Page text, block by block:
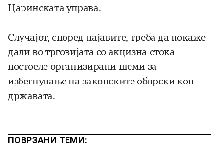
Царинската управа.
Случајот, според најавите, треба да покаже
дали во трговијата со акцизна стока
постоеле организирани шеми за
избегнување на законските обврски кон
државата.
ПОВРЗАНИ ТЕМИ: